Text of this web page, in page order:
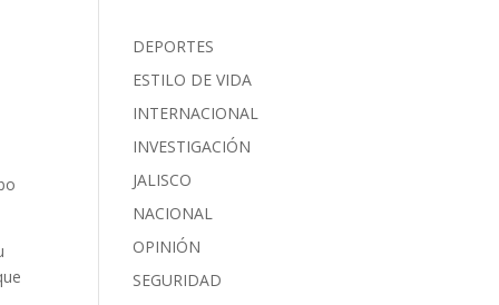
DEPORTES
ESTILO DE VIDA
INTERNACIONAL
INVESTIGACIÓN
JALISCO
NACIONAL
OPINIÓN
SEGURIDAD